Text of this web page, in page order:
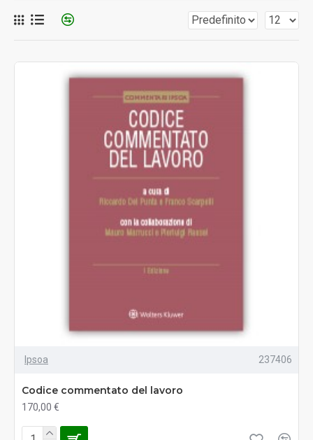
Ipsoa 237406
Codice commentato del lavoro
170,00 €